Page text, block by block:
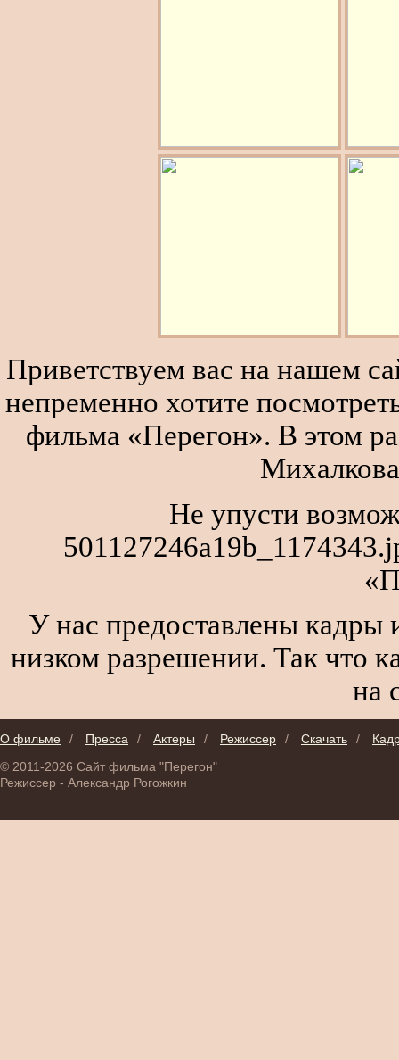
Приветствуем вас на нашем
непременно хотите
фильма «Перегон». В этом
Не упусти
У нас предоставлены кадры
низком разрешении. Так что
на
О фильме / Пресса / Актеры / Режиссер / Скачать /
© 2011-2026 Сайт фильма "Перегон"
Режиссер - Александр Рогожкин